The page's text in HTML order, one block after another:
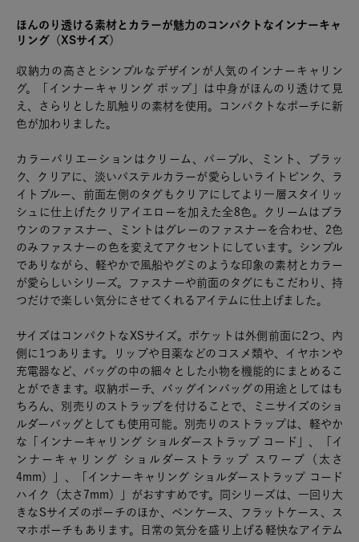
ほんのり透ける素材とカラーが魅力のコンパクトなインナーキャ
リング（XSサイズ）
収納力の高さとシンプルなデザインが人気のインナーキャリン
グ。「インナーキャリング ポップ」は中身がほんのり透けて見
え、さらりとした肌触りの素材を使用。コンパクトなポーチに新
色が加わりました。
カラーバリエーションはクリーム、パープル、ミント、ブラッ
ク、クリアに、淡いパステルカラーが愛らしいライトピンク、ラ
イトブルー、前面左側のタグもクリアにしてより一層スタイリッ
シュに仕上げたクリアイエローを加えた全8色。クリームはブラ
ウンのファスナー、ミントはグレーのファスナーを合わせ、2色
のみファスナーの色を変えてアクセントにしています。シンプル
でありながら、軽やかで風船やグミのような印象の素材とカラー
が愛らしいシリーズ。ファスナーや前面のタグにもこだわり、持
つだけで楽しい気分にさせてくれるアイテムに仕上げました。
サイズはコンパクトなXSサイズ。ポケットは外側前面に2つ、内
側に1つあります。リップや目薬などのコスメ類や、イヤホンや
充電器など、バッグの中の細々とした小物を機能的にまとめるこ
とができます。収納ポーチ、バッグインバッグの用途としてはも
ちろん、別売りのストラップを付けることで、ミニサイズのショ
ルダーバッグとしても使用可能。別売りのストラップは、軽やか
な「インナーキャリング ショルダーストラップ コード」、「イ
ンナーキャリング ショルダーストラップ スワーブ（太さ
4mm）」、「インナーキャリング ショルダーストラップ コード
ハイク（太さ7mm）」がおすすめです。同シリーズは、一回り大
きなSサイズのポーチのほか、ペンケース、フラットケース、ス
マホポーチもあります。日常の気分を盛り上げる軽快なアイテム